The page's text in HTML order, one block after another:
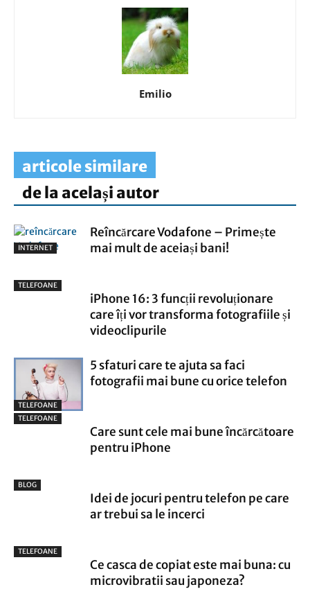
Emilio
articole similare
de la același autor
INTERNET
Reîncărcare Vodafone – Primește
mai mult de aceiași bani!
TELEFOANE
iPhone 16: 3 funcții revoluționare
care îți vor transforma fotografiile și
videoclipurile
TELEFOANE
5 sfaturi care te ajuta sa faci
fotografii mai bune cu orice telefon
TELEFOANE
Care sunt cele mai bune încărcătoare
pentru iPhone
BLOG
Idei de jocuri pentru telefon pe care
ar trebui sa le incerci
TELEFOANE
Ce casca de copiat este mai buna: cu
microvibratii sau japoneza?